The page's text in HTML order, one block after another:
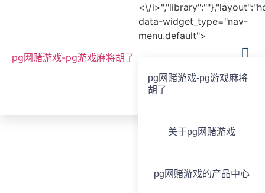
pg网赌游戏-pg游戏麻将胡了
<\/
data-widget_type="nav-
menu.default">
pg网赌游戏-pg游戏麻将
胡了
关于pg网赌游戏
pg网赌游戏的产品中心